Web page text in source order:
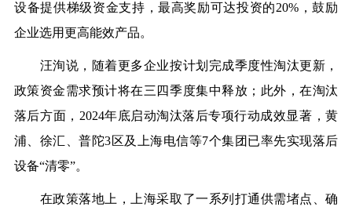
设备提供梯级资金支持，最高奖励可达投资的20%，鼓励
企业选用更高能效产品。
汪洵说，随着更多企业按计划完成季度性淘汰更新，
政策资金需求预计将在三四季度集中释放；此外，在淘汰
落后方面，2024年底启动淘汰落后专项行动成效显著，黄
浦、徐汇、普陀3区及上海电信等7个集团已率先实现落后
设备“清零”。
在政策落地上，上海采取了一系列打通供需堵点、确